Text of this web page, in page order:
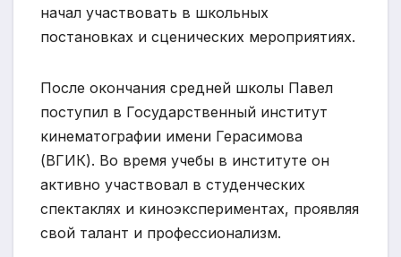
начал участвовать в школьных
постановках и сценических мероприятиях.
После окончания средней школы Павел
поступил в Государственный институт
кинематографии имени Герасимова
(ВГИК). Во время учебы в институте он
активно участвовал в студенческих
спектаклях и киноэкспериментах, проявляя
свой талант и профессионализм.